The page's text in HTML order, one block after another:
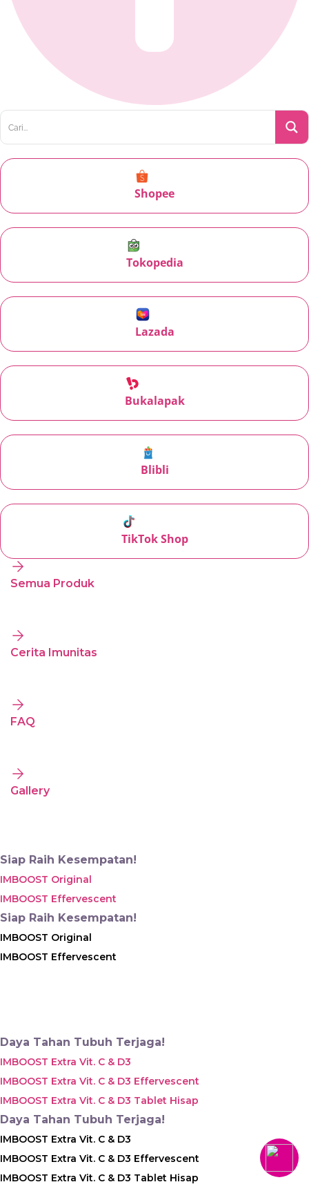
Shopee
Tokopedia
Lazada
Bukalapak
Blibli
TikTok Shop
Semua Produk
Cerita Imunitas
FAQ
Gallery
Siap Raih Kesempatan!
IMBOOST Original
IMBOOST Effervescent
Siap Raih Kesempatan!
IMBOOST Original
IMBOOST Effervescent
Daya Tahan Tubuh Terjaga!
IMBOOST Extra Vit. C & D3
IMBOOST Extra Vit. C & D3 Effervescent
IMBOOST Extra Vit. C & D3 Tablet Hisap
Daya Tahan Tubuh Terjaga!
IMBOOST Extra Vit. C & D3
IMBOOST Extra Vit. C & D3 Effervescent
IMBOOST Extra Vit. C & D3 Tablet Hisap